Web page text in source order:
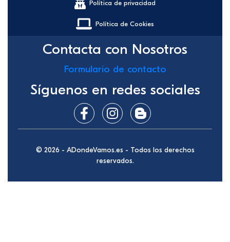
Política de privacidad
Política de Cookies
Contacta con Nosotros
Formulario de contacto
Síguenos en redes sociales
© 2026 - ADondeVamos.es - Todos los derechos
reservados.